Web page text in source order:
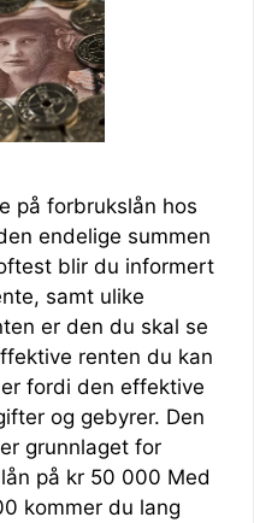
på forbrukslån hos
endelige summen
blir du informert
samt ulike
er den du skal se
renten du kan
fordi den effektive
og gebyrer. Den
grunnlaget for
på kr 50 000 Med
kommer du lang